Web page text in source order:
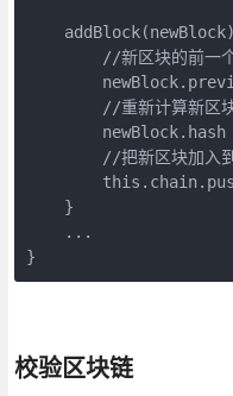
//新区块的前一
//重新计算新区
//把新区块加入到
    }
    ...
}
校验区块链